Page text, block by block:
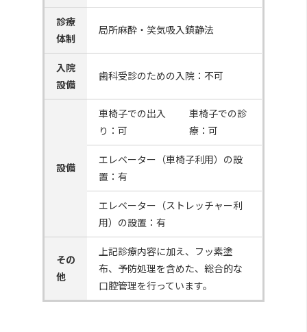
診療
体制
局所麻酔・笑気吸入鎮静法
入院
設備
歯科受診のための入院：不可
設備
車椅子での出入
り：可
車椅子での診
療：可
エレベーター（車椅子利用）の設
置：有
エレベーター（ストレッチャー利
用）の設置：有
その
他
上記診療内容に加え、フッ素塗
布、予防処理を含めた、総合的な
口腔管理を行っています。